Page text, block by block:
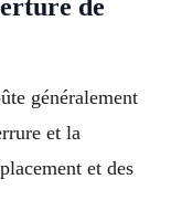
de
généralement
et la
et des